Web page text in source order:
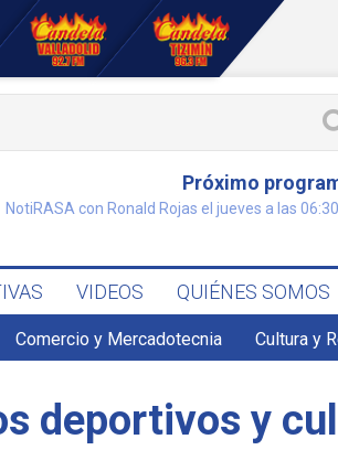
Próximo
NotiRASA con Ronald Rojas el jueves a las
VIDEOS QUIÉNES SOMOS
Comercio y Mercadotecnia Cultura y
deportivos y